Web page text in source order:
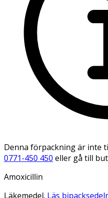
Denna förpackning är inte
0771-450 450 eller gå till
Amoxicillin
Läkemedel. Läs